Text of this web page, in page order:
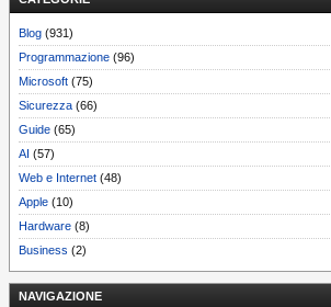
Blog (931)
Programmazione (96)
Microsoft (75)
Sicurezza (66)
Guide (65)
AI (57)
Web e Internet (48)
Apple (10)
Hardware (8)
Business (2)
NAVIGAZIONE